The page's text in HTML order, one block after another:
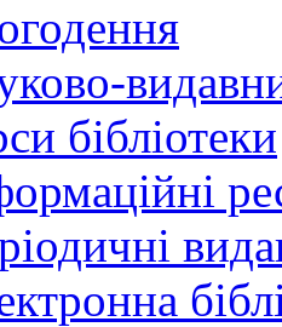
бібліотеки